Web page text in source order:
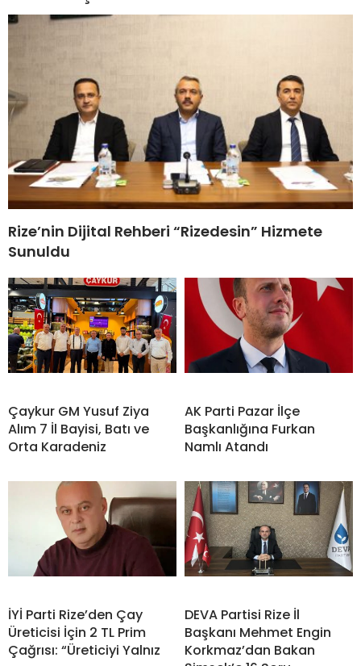
Rize’nin Dijital Rehberi “Rizedesin” Hizmete
Sunuldu
Çaykur GM Yusuf Ziya
Alım 7 İl Bayisi, Batı ve
Orta Karadeniz
AK Parti Pazar İlçe
Başkanlığına Furkan
Namlı Atandı
İYİ Parti Rize’den Çay
Üreticisi İçin 2 TL Prim
Çağrısı: “Üreticiyi Yalnız
DEVA Partisi Rize İl
Başkanı Mehmet Engin
Korkmaz’dan Bakan